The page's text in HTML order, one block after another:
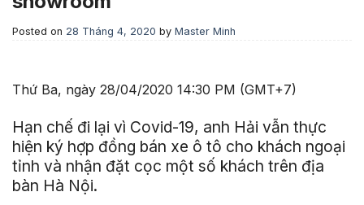
Posted on 28 Tháng 4, 2020 by Master Minh
Thứ Ba, ngày 28/04/2020 14:30 PM (GMT+7)
Hạn chế đi lại vì Covid-19, anh Hải vẫn thực
hiện ký hợp đồng bán xe ô tô cho khách ngoại
tỉnh và nhận đặt cọc một số khách trên địa
bàn Hà Nội.